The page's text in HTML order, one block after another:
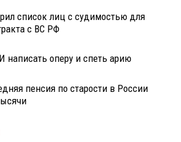
список лиц с судимостью для
с ВС РФ
написать оперу и спеть арию
пенсия по старости в России